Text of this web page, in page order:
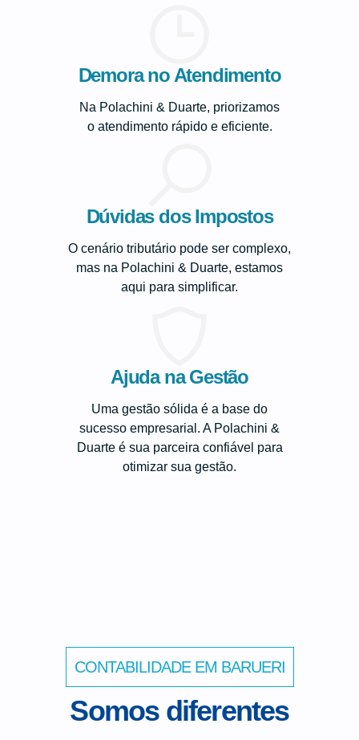
Demora no Atendimento
Na Polachini & Duarte, priorizamos
o atendimento rápido e eficiente.
Dúvidas dos Impostos
O cenário tributário pode ser complexo,
mas na Polachini & Duarte, estamos
aqui para simplificar.
Ajuda na Gestão
Uma gestão sólida é a base do
sucesso empresarial. A Polachini &
Duarte é sua parceira confiável para
otimizar sua gestão.
CONTABILIDADE EM BARUERI
Somos diferentes